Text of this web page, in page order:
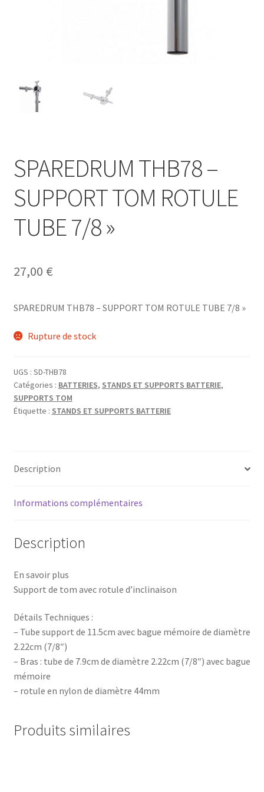
SPAREDRUM THB78 –
SUPPORT TOM ROTULE
TUBE 7/8 »
27,00 €
SPAREDRUM THB78 – SUPPORT TOM ROTULE TUBE 7/8 »
Rupture de stock
UGS : SD-THB78
Catégories : BATTERIES, STANDS ET SUPPORTS BATTERIE,
SUPPORTS TOM
Étiquette : STANDS ET SUPPORTS BATTERIE
Description
Informations complémentaires
Description
En savoir plus
Support de tom avec rotule d’inclinaison
Détails Techniques :
– Tube support de 11.5cm avec bague mémoire de diamètre
2.22cm (7/8″)
– Bras : tube de 7.9cm de diamètre 2.22cm (7/8″) avec bague
mémoire
– rotule en nylon de diamètre 44mm
Produits similaires